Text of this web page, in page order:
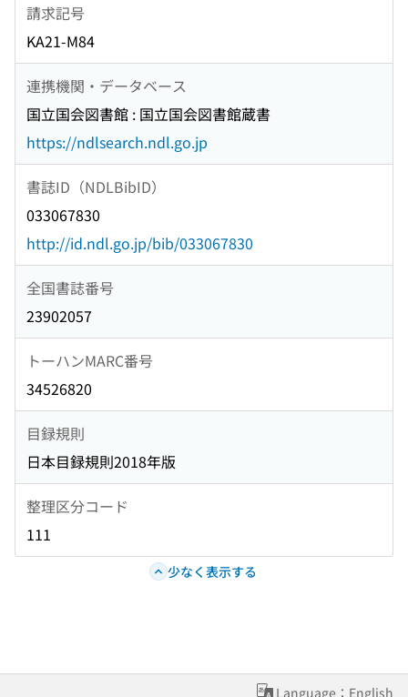
請求記号
KA21-M84
連携機関・データベース
国立国会図書館 : 国立国会図書館蔵書
https://ndlsearch.ndl.go.jp
書誌ID（NDLBibID）
033067830
http://id.ndl.go.jp/bib/033067830
全国書誌番号
23902057
トーハンMARC番号
34526820
目録規則
日本目録規則2018年版
整理区分コード
111
少なく表示する
Language：English